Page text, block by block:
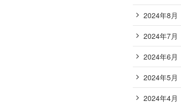
2024年8月
2024年7月
2024年6月
2024年5月
2024年4月